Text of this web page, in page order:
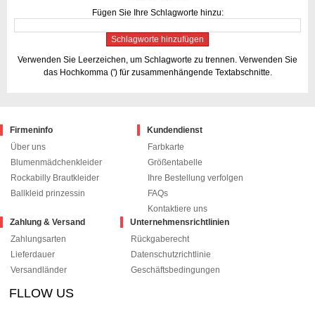
Fügen Sie Ihre Schlagworte hinzu:
Schlagworte hinzufügen
Verwenden Sie Leerzeichen, um Schlagworte zu trennen. Verwenden Sie
das Hochkomma (') für zusammenhängende Textabschnitte.
Firmeninfo
Über uns
Blumenmädchenkleider
Rockabilly Brautkleider
Ballkleid prinzessin
Kundendienst
Farbkarte
Größentabelle
Ihre Bestellung verfolgen
FAQs
Kontaktiere uns
Zahlung & Versand
Zahlungsarten
Lieferdauer
Versandländer
Unternehmensrichtlinien
Rückgaberecht
Datenschutzrichtlinie
Geschäftsbedingungen
FLLOW US